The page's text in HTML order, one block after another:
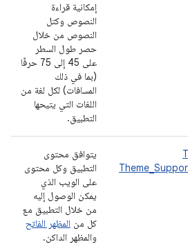
إمكانية قراءة
النصوص وكتل
النصوص من خلال
حصر طول السطر
على 45 إلى 75 حرفًا
(بما في ذلك
المسافات) لكل لغة من
اللغات التي يتيحها
التطبيق.
يتوافق محتوى
التطبيق وكل محتوى
على الويب الذي
يمكن الوصول إليه
من خلال التطبيق مع
كل من المظهر الفاتح
والمظهر الداكن.